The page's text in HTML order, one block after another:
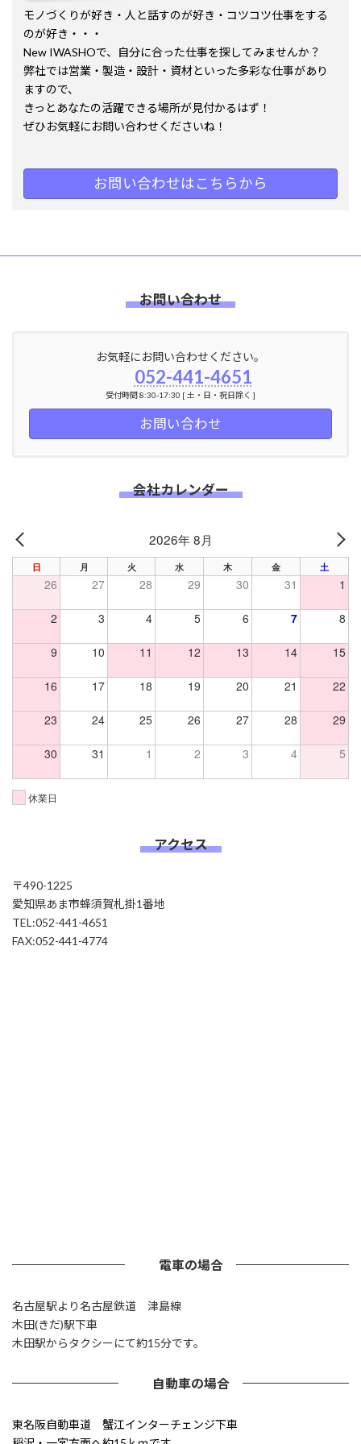
モノづくりが好き・人と話すのが好き・コツコツ仕事をする
のが好き・・・
New IWASHOで、自分に合った仕事を探してみませんか？
弊社では営業・製造・設計・資材といった多彩な仕事があり
ますので、
きっとあなたの活躍できる場所が見付かるはず！
ぜひお気軽にお問い合わせくださいね！
お問い合わせはこちらから
お問い合わせ
お気軽にお問い合わせください。
052-441-4651
受付時間 8:30-17:30 [ 土・日・祝日除く ]
お問い合わせ
会社カレンダー
PREV
2026年 8月
日 月 火 水 木 金 土
26 27 28 29 30 31 1
2 3 4 5 6 7 8
9 10 11 12 13 14 15
16 17 18 19 20 21 22
23 24 25 26 27 28 29
30 31 1 2 3 4 5
休業日
アクセス
〒490-1225
愛知県あま市蜂須賀札掛1番地
TEL:052-441-4651
FAX:052-441-4774
電車の場合
名古屋駅より名古屋鉄道 津島線
木田(きだ)駅下車
木田駅からタクシーにて約15分です。
自動車の場合
東名阪自動車道 蟹江インターチェンジ下車